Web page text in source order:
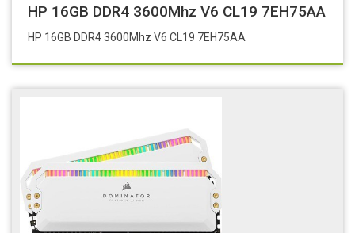
HP 16GB DDR4 3600Mhz V6 CL19 7EH75AA
HP 16GB DDR4 3600Mhz V6 CL19 7EH75AA